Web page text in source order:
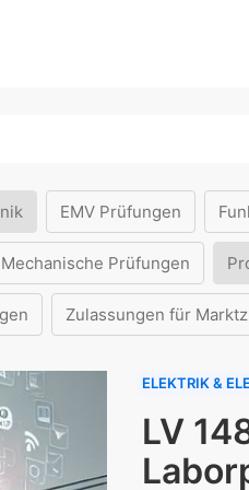
EMV Prüfungen
Mechanische Prüfungen
Zulassungen für
ELEKTRIK &
LV